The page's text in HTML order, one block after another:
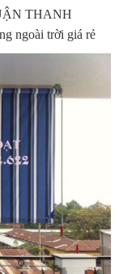
THANH
ngoài trời giá rẻ